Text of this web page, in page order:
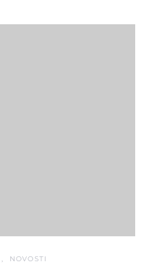
NOVOSTI